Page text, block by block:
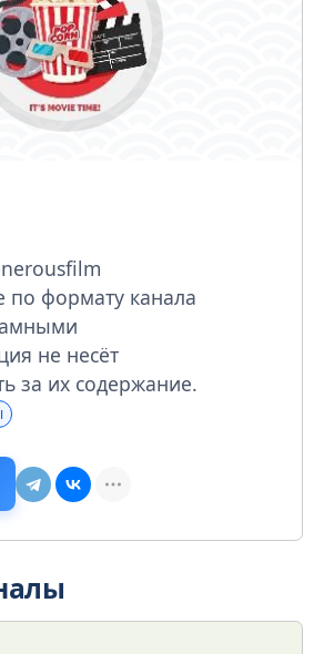
по формату канала
не несёт
за их содержание.